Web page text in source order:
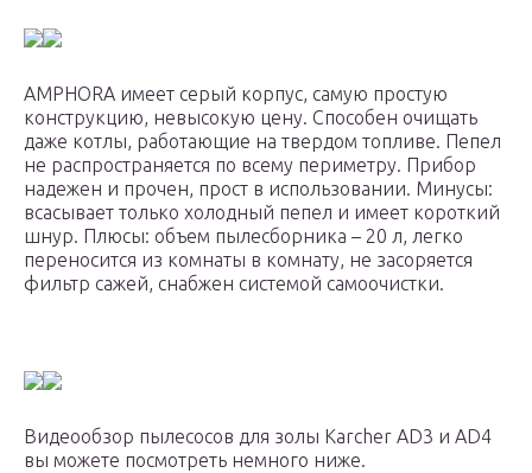
AMPHORA имеет серый корпус, самую простую
конструкцию, невысокую цену. Способен очищать
даже котлы, работающие на твердом топливе. Пепел
не распространяется по всему периметру. Прибор
надежен и прочен, прост в использовании. Минусы:
всасывает только холодный пепел и имеет короткий
шнур. Плюсы: объем пылесборника – 20 л, легко
переносится из комнаты в комнату, не засоряется
фильтр сажей, снабжен системой самоочистки.
Видеообзор пылесосов для золы Karcher AD3 и AD4
вы можете посмотреть немного ниже.